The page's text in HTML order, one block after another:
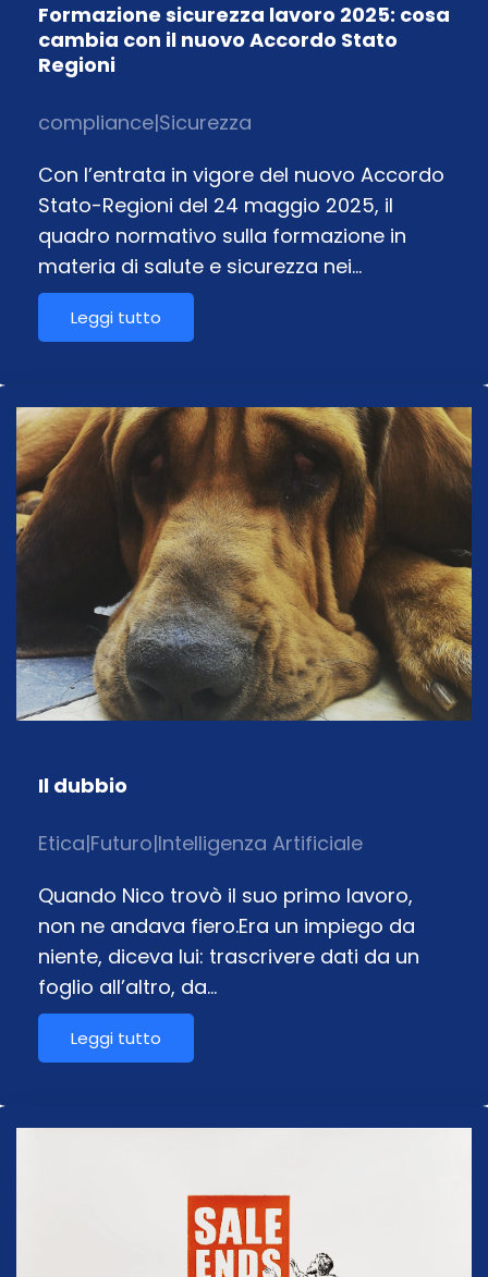
Formazione sicurezza lavoro 2025: cosa
cambia con il nuovo Accordo Stato
Regioni
compliance|Sicurezza
Con l’entrata in vigore del nuovo Accordo
Stato-Regioni del 24 maggio 2025, il
quadro normativo sulla formazione in
materia di salute e sicurezza nei…
Leggi tutto
Il dubbio
Etica|Futuro|Intelligenza Artificiale
Quando Nico trovò il suo primo lavoro,
non ne andava fiero.Era un impiego da
niente, diceva lui: trascrivere dati da un
foglio all’altro, da…
Leggi tutto